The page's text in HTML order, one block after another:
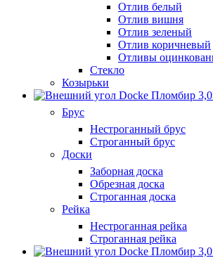
Отлив белый
Отлив вишня
Отлив зеленый
Отлив коричневый
Отливы
Стекло
Козырьки
Брус
Нестроганный брус
Строганный брус
Доски
Заборная доска
Обрезная доска
Строганная доска
Рейка
Нестроганная рейка
Строганная рейка